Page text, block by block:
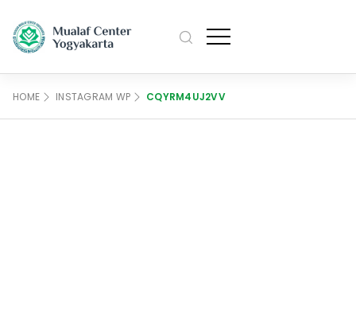
Profile
HOME INSTAGRAM WP CQYRM4UJ2VV